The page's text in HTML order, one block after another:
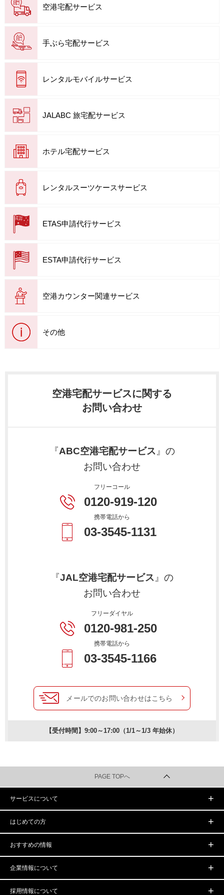
空港宅配サービス
手ぶら宅配サービス
レンタルモバイルサービス
JALABC 旅宅配サービス
ホテル宅配サービス
レンタルスーツケースサービス
ETAS申請代行サービス
ESTA申請代行サービス
空港カウンター関連サービス
その他
空港宅配サービスに関する
お問い合わせ
『ABC空港宅配サービス 』の
お問い合わせ
フリーコール
0120-919-120
携帯電話から
03-3545-1131
『JAL空港宅配サービス 』の
お問い合わせ
フリーダイヤル
0120-981-250
携帯電話から
03-3545-1166
メールでのお問い合わせはこちら
【受付時間】9:00～17:00（1/1～1/3 年始休）
PAGE TOPへ
サービスについて
はじめての方
おすすめの情報
企業情報について
採用情報について